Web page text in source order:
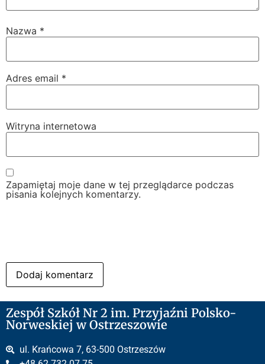
Nazwa *
Adres email *
Witryna internetowa
Zapamiętaj moje dane w tej przeglądarce podczas
pisania kolejnych komentarzy.
Zespół Szkół Nr 2 im. Przyjaźni Polsko-
Norweskiej w Ostrzeszowie
ul. Krańcowa 7, 63-500 Ostrzeszów